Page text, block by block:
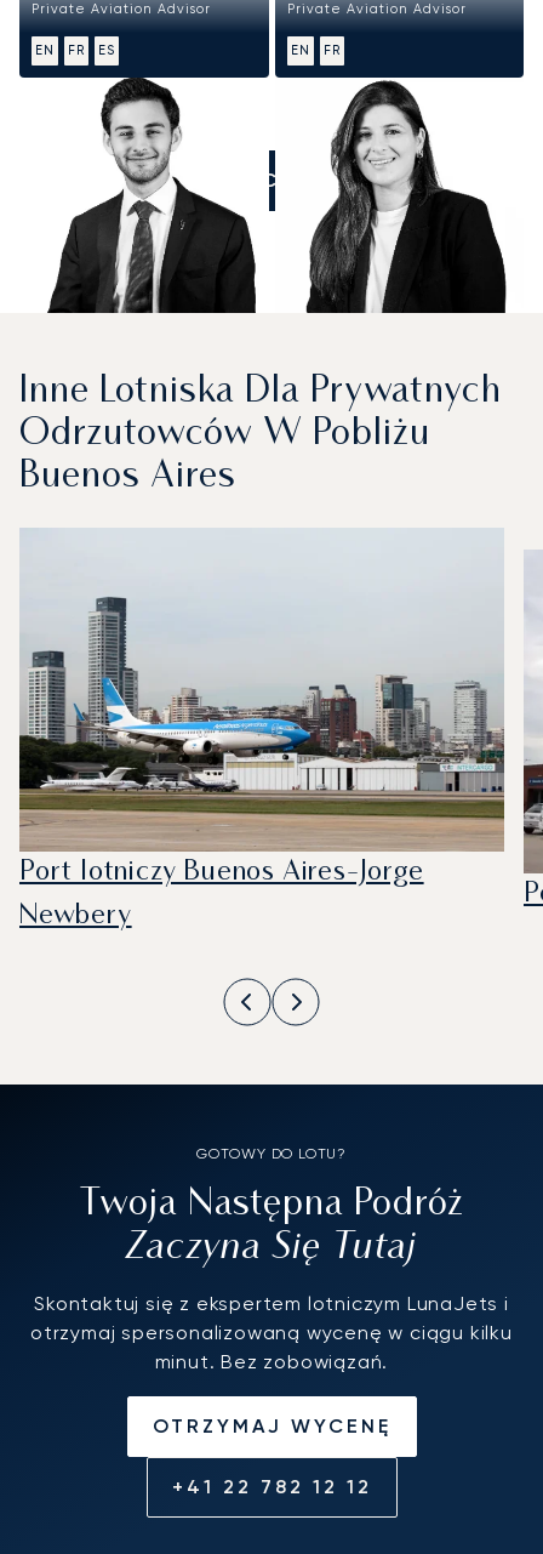
Private Aviation Advisor
EN FR ES
Private Aviation Advisor
EN FR
ZADZWOŃCIE DO NAS
Inne Lotniska Dla Prywatnych
Odrzutowców W Pobliżu
Buenos Aires
Port lotniczy Buenos Aires-Jorge
Newbery
GOTOWY DO LOTU?
Twoja Następna Podróż
Zaczyna Się Tutaj
Skontaktuj się z ekspertem lotniczym LunaJets i
otrzymaj spersonalizowaną wycenę w ciągu kilku
minut. Bez zobowiązań.
OTRZYMAJ WYCENĘ
+41 22 782 12 12